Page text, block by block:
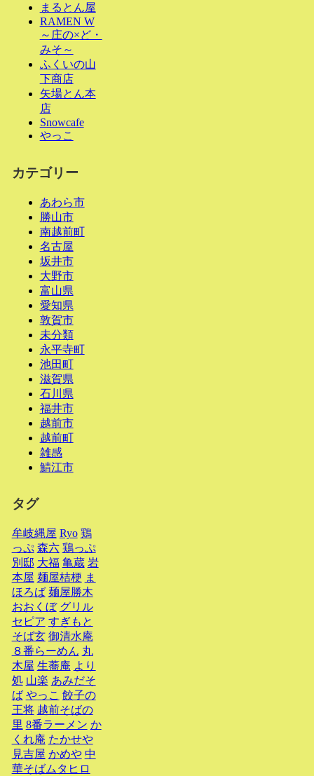
まるとん屋
RAMEN W
～庄の×ど・
みそ～
ふくいの山
下商店
矢場とん本
店
Snowcafe
やっこ
カテゴリー
あわら市
勝山市
南越前町
名古屋
坂井市
大野市
富山県
愛知県
敦賀市
未分類
永平寺町
池田町
滋賀県
石川県
福井市
越前市
越前町
雑感
鯖江市
タグ
牟岐縄屋 Ryo 鶏
っぷ 森六 鶏っぷ
別邸 大福 亀蔵 岩
本屋 麺屋桔梗 ま
ほろば 麺屋勝木
おおくぼ グリル
セピア すぎもと
そば玄 御清水庵
８番らーめん 丸
木屋 生蕎庵 より
処 山楽 あみだそ
ば やっこ 餃子の
王将 越前そばの
里 8番ラーメン か
くれ庵 たかせや
見吉屋 かめや 中
華そばムタヒロ